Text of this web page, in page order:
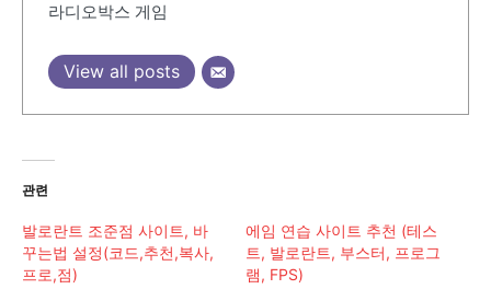
라디오박스 게임
View all posts
관련
발로란트 조준점 사이트, 바
꾸는법 설정(코드,추천,복사,
프로,점)
에임 연습 사이트 추천 (테스
트, 발로란트, 부스터, 프로그
램, FPS)